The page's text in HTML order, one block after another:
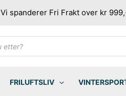
Vi spanderer Fri Frakt over kr
FRILUFTSLIV